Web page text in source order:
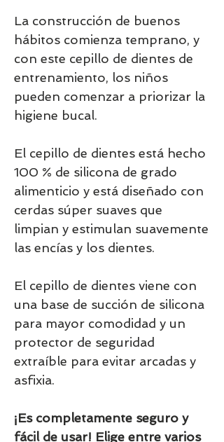
La construcción de buenos
hábitos comienza temprano, y
con este cepillo de dientes de
entrenamiento, los niños
pueden comenzar a priorizar la
higiene bucal.
El cepillo de dientes está hecho
100 % de silicona de grado
alimenticio y está diseñado con
cerdas súper suaves que
limpian y estimulan suavemente
las encías y los dientes.
El cepillo de dientes viene con
una base de succión de silicona
para mayor comodidad y un
protector de seguridad
extraíble para evitar arcadas y
asfixia.
¡Es completamente seguro y
fácil de usar! Elige entre varios